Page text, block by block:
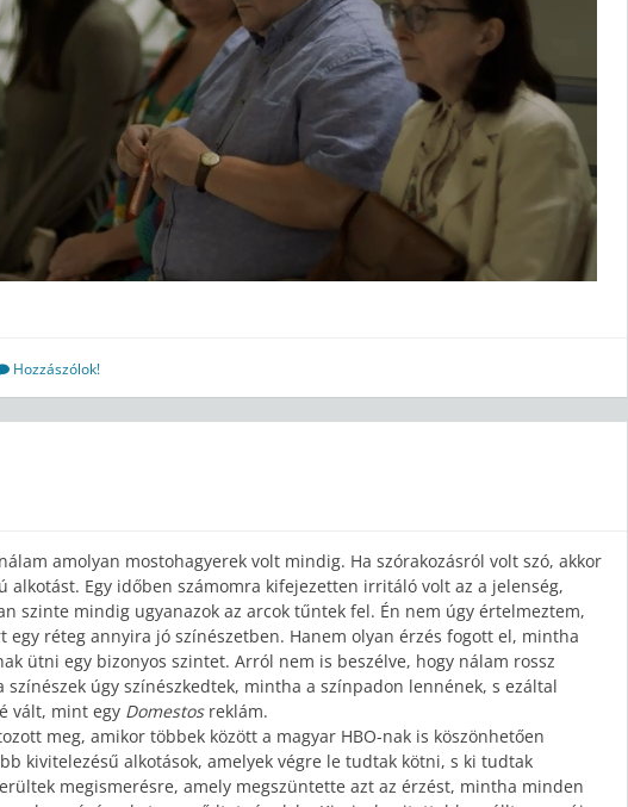
Hozzászólok!
amolyan mostohagyerek volt mindig. Ha szórakozásról volt szó, akkor
alkotást. Egy időben számomra kifejezetten irritáló volt az a jelenség,
szinte mindig ugyanazok az arcok tűntek fel. Én nem úgy értelmeztem,
egy réteg annyira jó színészetben. Hanem olyan érzés fogott el, mintha
ütni egy bizonyos szintet. Arról nem is beszélve, hogy nálam rossz
úgy színészkedtek, mintha a színpadon lennének, s ezáltal
vált, mint egy Domestos reklám.
meg, amikor többek között a magyar HBO-nak is köszönhetően
kivitelezésű alkotások, amelyek végre le tudtak kötni, s ki tudtak
megismerésre, amely megszüntette azt az érzést, mintha minden